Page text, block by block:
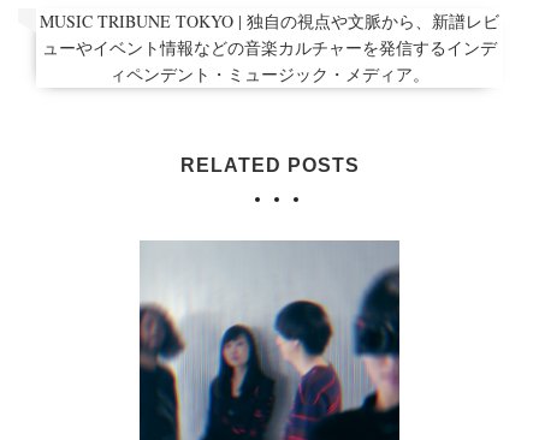
MUSIC TRIBUNE TOKYO | 独自の視点や文脈から、新譜レビ
ューやイベント情報などの音楽カルチャーを発信するインデ
ィペンデント・ミュージック・メディア。
RELATED POSTS